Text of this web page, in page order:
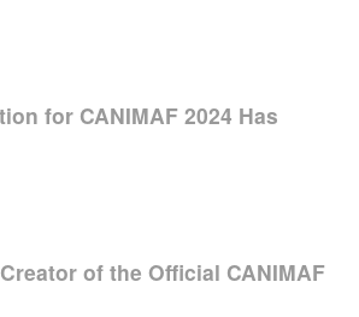
for CANIMAF 2024 Has
of the Official CANIMAF